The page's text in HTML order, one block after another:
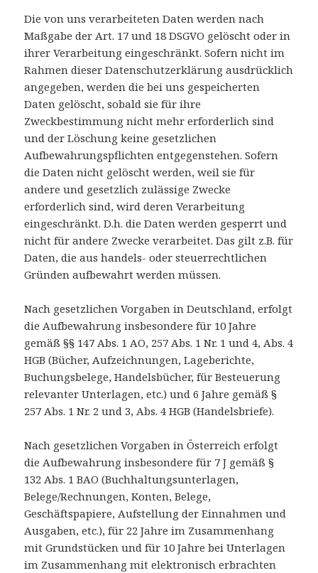
Die von uns verarbeiteten Daten werden nach
Maßgabe der Art. 17 und 18 DSGVO gelöscht oder in
ihrer Verarbeitung eingeschränkt. Sofern nicht im
Rahmen dieser Datenschutzerklärung ausdrücklich
angegeben, werden die bei uns gespeicherten
Daten gelöscht, sobald sie für ihre
Zweckbestimmung nicht mehr erforderlich sind
und der Löschung keine gesetzlichen
Aufbewahrungspflichten entgegenstehen. Sofern
die Daten nicht gelöscht werden, weil sie für
andere und gesetzlich zulässige Zwecke
erforderlich sind, wird deren Verarbeitung
eingeschränkt. D.h. die Daten werden gesperrt und
nicht für andere Zwecke verarbeitet. Das gilt z.B. für
Daten, die aus handels- oder steuerrechtlichen
Gründen aufbewahrt werden müssen.
Nach gesetzlichen Vorgaben in Deutschland, erfolgt
die Aufbewahrung insbesondere für 10 Jahre
gemäß §§ 147 Abs. 1 AO, 257 Abs. 1 Nr. 1 und 4, Abs. 4
HGB (Bücher, Aufzeichnungen, Lageberichte,
Buchungsbelege, Handelsbücher, für Besteuerung
relevanter Unterlagen, etc.) und 6 Jahre gemäß §
257 Abs. 1 Nr. 2 und 3, Abs. 4 HGB (Handelsbriefe).
Nach gesetzlichen Vorgaben in Österreich erfolgt
die Aufbewahrung insbesondere für 7 J gemäß §
132 Abs. 1 BAO (Buchhaltungsunterlagen,
Belege/Rechnungen, Konten, Belege,
Geschäftspapiere, Aufstellung der Einnahmen und
Ausgaben, etc.), für 22 Jahre im Zusammenhang
mit Grundstücken und für 10 Jahre bei Unterlagen
im Zusammenhang mit elektronisch erbrachten